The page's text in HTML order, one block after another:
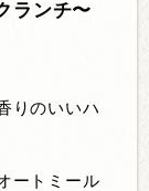
ランチ〜
りのいいハ
ートミール